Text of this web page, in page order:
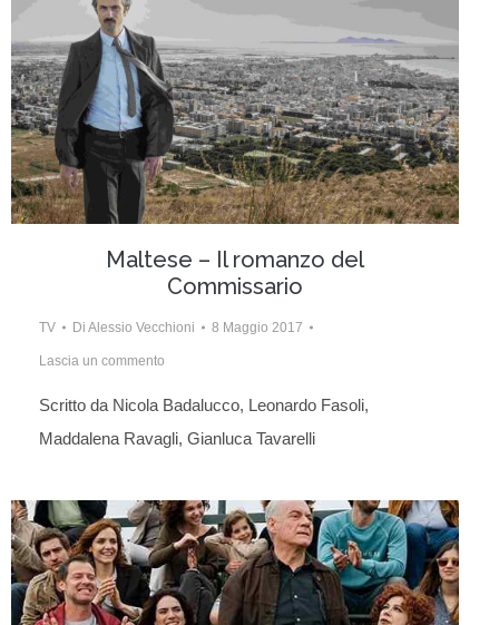
Maltese – Il romanzo del
Commissario
TV Di Alessio Vecchioni 8 Maggio 2017
Lascia un commento
Scritto da Nicola Badalucco, Leonardo Fasoli,
Maddalena Ravagli, Gianluca Tavarelli